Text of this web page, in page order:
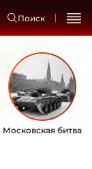
Поиск
Московская битва